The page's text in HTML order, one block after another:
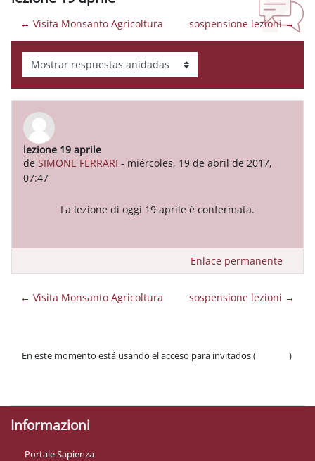
← Visita Monsanto Agricoltura sospensione lezioni →
Mostrar modo
lezione 19 aprile
de SIMONE FERRARI - miércoles, 19 de abril de 2017,
07:47
Número de respuestas: 0
La lezione di oggi 19 aprile è confermata.
Enlace permanente
← Visita Monsanto Agricoltura sospensione lezioni →
En este momento está usando el acceso para invitados (
)
Informazioni
Portale Sapienza